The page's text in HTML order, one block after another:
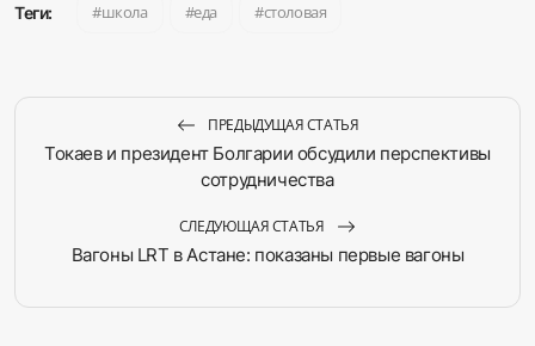
Теги: школа еда столовая
ПРЕДЫДУЩАЯ СТАТЬЯ
Токаев и президент Болгарии обсудили перспективы
сотрудничества
СЛЕДУЮЩАЯ СТАТЬЯ
Вагоны LRT в Астане: показаны первые вагоны